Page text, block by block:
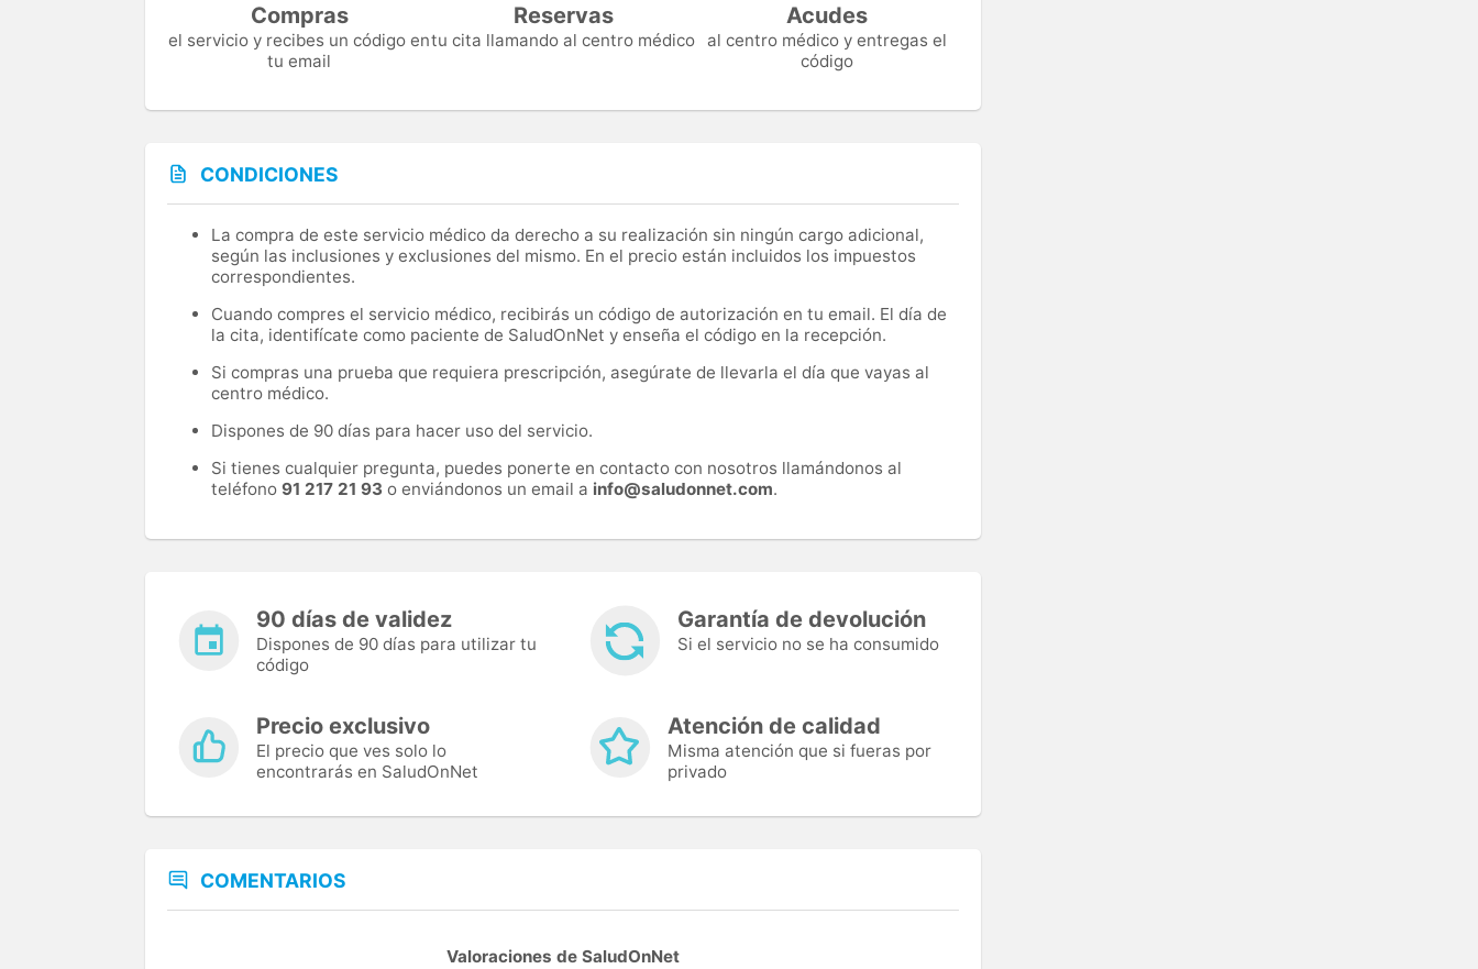
Compras
el servicio y recibes un código en
tu email
Reservas
tu cita llamando al centro médico
Acudes
al centro médico y entregas el
código
CONDICIONES
La compra de este servicio médico da derecho a su realización sin ningún cargo adicional,
según las inclusiones y exclusiones del mismo. En el precio están incluidos los impuestos
correspondientes.
Cuando compres el servicio médico, recibirás un código de autorización en tu email. El día de
la cita, identifícate como paciente de SaludOnNet y enseña el código en la recepción.
Si compras una prueba que requiera prescripción, asegúrate de llevarla el día que vayas al
centro médico.
Dispones de 90 días para hacer uso del servicio.
Si tienes cualquier pregunta, puedes ponerte en contacto con nosotros llamándonos al
teléfono 91 217 21 93 o enviándonos un email a info@saludonnet.com.
90 días de validez
Dispones de 90 días para utilizar tu
código
Garantía de devolución
Si el servicio no se ha consumido
Precio exclusivo
El precio que ves solo lo
encontrarás en SaludOnNet
Atención de calidad
Misma atención que si fueras por
privado
COMENTARIOS
Valoraciones de SaludOnNet